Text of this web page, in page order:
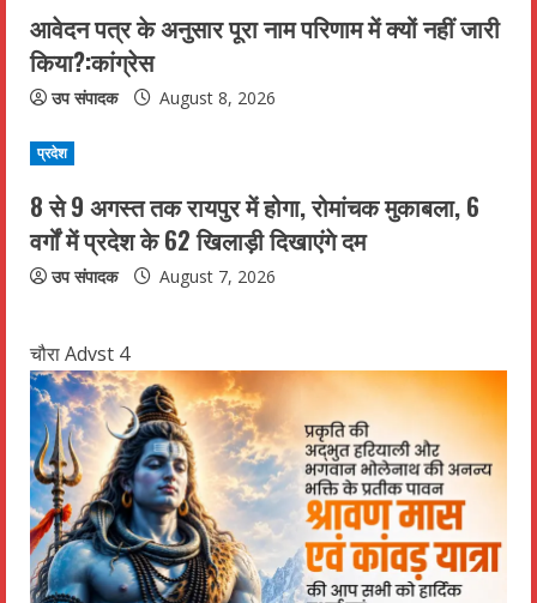
आवेदन पत्र के अनुसार पूरा नाम परिणाम में क्यों नहीं जारी
किया?:कांग्रेस
उप संपादक August 8, 2026
प्रदेश
8 से 9 अगस्त तक रायपुर में होगा, रोमांचक मुकाबला, 6
वर्गों में प्रदेश के 62 खिलाड़ी दिखाएंगे दम
उप संपादक August 7, 2026
चौरा Advst 4